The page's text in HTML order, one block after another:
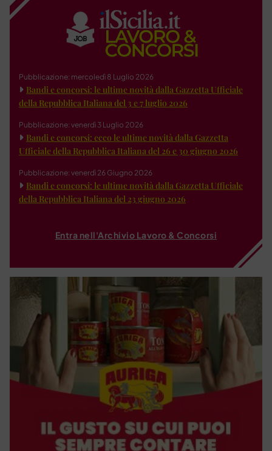
Pubblicazione: mercoledì 8 Luglio 2026
Bandi e concorsi: le ultime novità dalla Gazzetta Ufficiale
della Repubblica Italiana del 3 e 7 luglio 2026
Pubblicazione: venerdì 3 Luglio 2026
Bandi e concorsi: ecco le ultime novità dalla Gazzetta
Ufficiale della Repubblica Italiana del 26 e 30 giugno 2026
Pubblicazione: venerdì 26 Giugno 2026
Bandi e concorsi: le ultime novità dalla Gazzetta Ufficiale
della Repubblica Italiana del 23 giugno 2026
Entra nell'Archivio Lavoro & Concorsi